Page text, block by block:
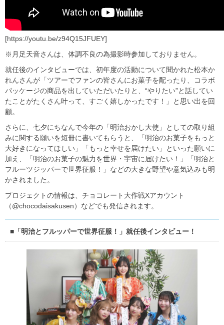
[https://youtu.be/z94Q15JFUEY]
※月足天音さんは、体調不良の為撮影時参加しておりません。
就任後のインタビューでは、初年度の活動について聞かれた松本か
れんさんが「ツアーでファンの皆さんにお菓子を配ったり、コラボ
パッケージの商品を出していただいたりと、“やりたい”と話してい
たことがたくさん叶って、すごく嬉しかったです！」と思い出を回
顧。
さらに、七夕にちなんで今年の「明治おかし大使」としての取り組
みに関する願いを短冊に書いてもらうと、「明治のお菓子をもっと
大好きになってほしい」「もっと幸せを届けたい」といった願いに
加え、「明治のお菓子の魅力を世界・宇宙に届けたい！」「明治と
フルーツジッパーで世界征服！」などの大きな野望や意気込みも明
かされました。
プロジェクトの情報は、チョコレート大作戦Xアカウント
（@chocodaisakusen）などでも発信されます。
■「明治とフルッパーで世界征服！」就任後インタビュー！